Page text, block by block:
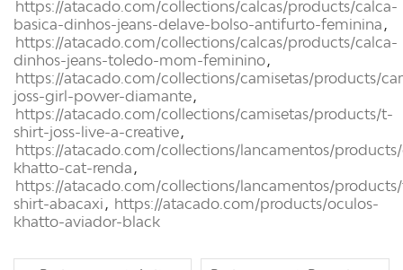
https://atacado.com/collections/calcas/products/calca-
basica-dinhos-jeans-delave-bolso-antifurto-feminina,
https://atacado.com/collections/calcas/products/calca-
dinhos-jeans-toledo-mom-feminino,
https://atacado.com/collections/camisetas/products/
joss-girl-power-diamante,
https://atacado.com/collections/camisetas/products/t-
shirt-joss-live-a-creative,
https://atacado.com/collections/lancamentos/
khatto-cat-renda,
https://atacado.com/collections/lancamentos/
shirt-abacaxi, https://atacado.com/products/oculos-
khatto-aviador-black